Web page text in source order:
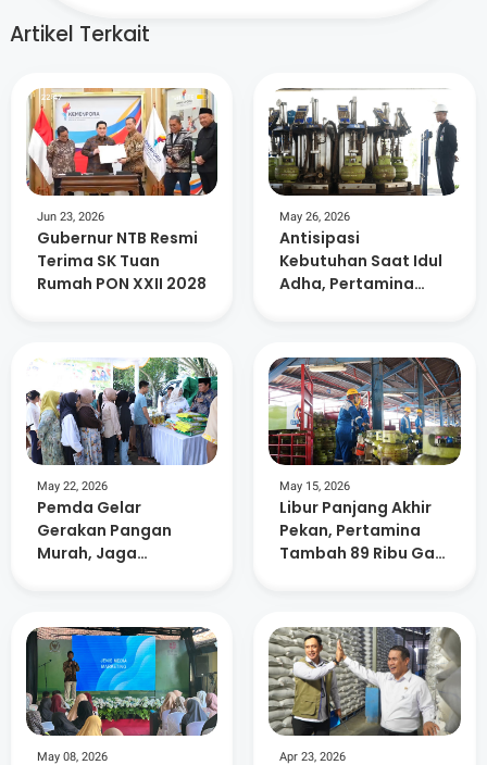
Artikel Terkait
Jun 23, 2026
Gubernur NTB Resmi
Terima SK Tuan
Rumah PON XXII 2028
May 26, 2026
Antisipasi
Kebutuhan Saat Idul
Adha, Pertamina
May 22, 2026
Pemda Gelar
Gerakan Pangan
Murah, Jaga
Keagamaan
May 15, 2026
Libur Panjang Akhir
Pekan, Pertamina
Tambah 89 Ribu Gas
May 08, 2026 Apr 23, 2026